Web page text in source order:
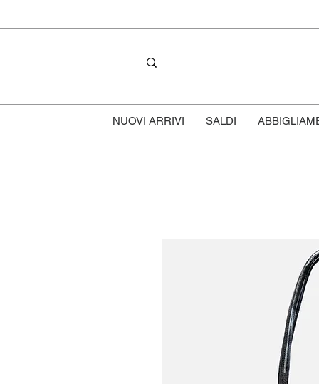
NUOVI ARRIVI SALDI